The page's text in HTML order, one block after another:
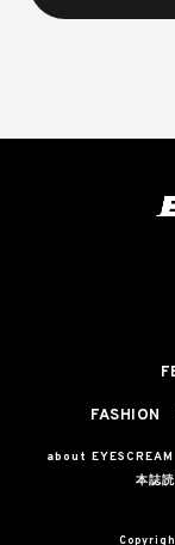
FASHION
about EYESCREAM
本誌